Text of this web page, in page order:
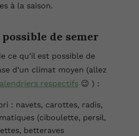
à la saison.
possible de semer
ce qu’il est possible de
d’un climat moyen (allez
respectifs😉 ) :
: navets, carottes, radis,
(ciboulette, persil,
betteraves